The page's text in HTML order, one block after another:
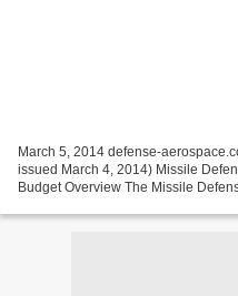
March 5, 2014 defense-
issued March 4, 2014) Missile
Budget Overview The Missile